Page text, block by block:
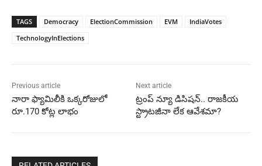
TAGS Democracy ElectionCommission EVM
IndiaVotes
TechnologyInElections
Previous article
నారా ఫ్యామిలీకి ఒక్కరోజులో
రూ.170 కోట్ల లాభం
Next article
ట్రంప్ న్యూ డిసిషన్.. రాజకీయ
స్ట్రాటజీనా లేక ఆవేశమా?